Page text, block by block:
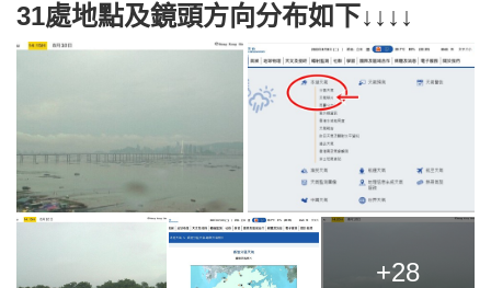
31處地點及鏡頭方向分布如下↓↓↓↓
+28